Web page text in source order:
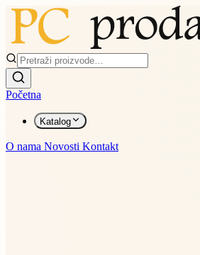
Početna
Katalog
O nama Novosti Kontakt